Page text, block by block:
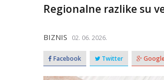
Regionalne razlike su
BIZNIS 02. 06. 2026.
Facebook Twitter